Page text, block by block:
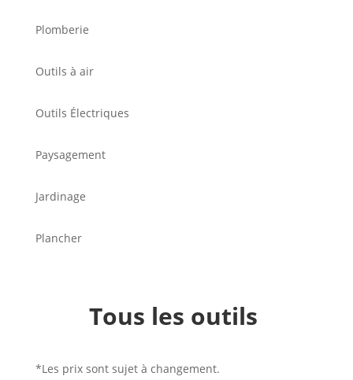
Plomberie
Outils à air
Outils Électriques
Paysagement
Jardinage
Plancher
Tous les outils
*Les prix sont sujet à changement.